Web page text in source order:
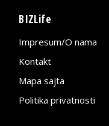
BIZLife
Impresum/O nama
Kontakt
Mapa sajta
Politika privatnosti